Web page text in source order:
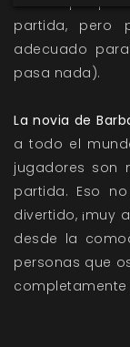
partida, pero
adecuado
pasa nada).
La novia de
a todo el
jugadores son
partida. Eso
divertido, ¡muy
desde la
personas que
completamente